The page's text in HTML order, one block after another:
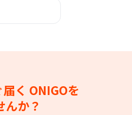
く ONIGOを
んか？